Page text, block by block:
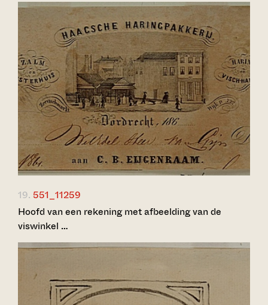
19. 551_11259
Hoofd van een rekening met afbeelding van de
viswinkel …